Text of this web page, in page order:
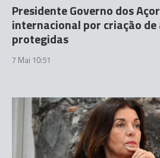
Presidente Governo dos
internacional por criação
protegidas
7 Mai 10:51